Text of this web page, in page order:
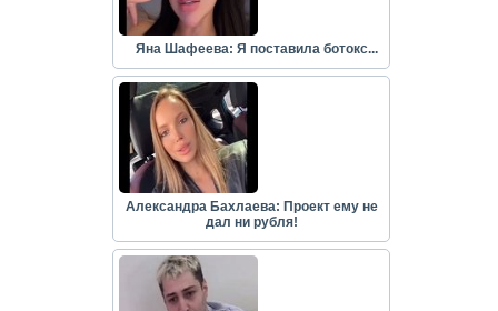
Яна Шафеева: Я поставила ботокс...
Александра Бахлаева: Проект ему не
дал ни рубля!